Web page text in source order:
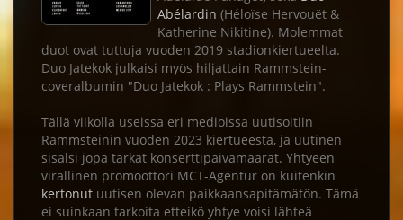
Abélardin (Héloïse Hervouët &
Katherine Nikitine). Molemmat
duot ovat tuttuja vuoden 2019 stadionkiertueelta.
Duo Jatekok julkaisi myös hiljattain Rammstein-
coveralbumin "Duo Jatekok : Plays Rammstein".
Tällä viikolla useissa eri medioissa uutisoitiin
Rammsteinin vuoden 2023 kiertueesta, ja uutinen
sisälsi jopa tarkat konserttipäivämäärät. Yhtyeen
virallinen promoottori MCT-Agentur on kuitenkin
kertonut uutisen olevan paikkaansapitämätön. Tämä
ei suinkaan tarkoita etteikö yhtye voisi lähteä